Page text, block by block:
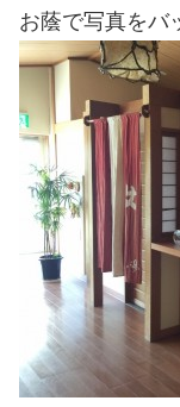
お蔭で写真をバ